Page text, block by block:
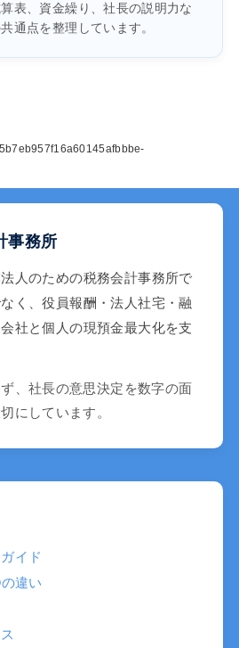
表、資金繰り、社長の説明力な
通点を整理しています。
事務所
人のための税務会計事務所で
く、役員報酬・法人社宅・融
社と個人の現預金最大化を支
、社長の意思決定を数字の面
にしています。
イド
違い